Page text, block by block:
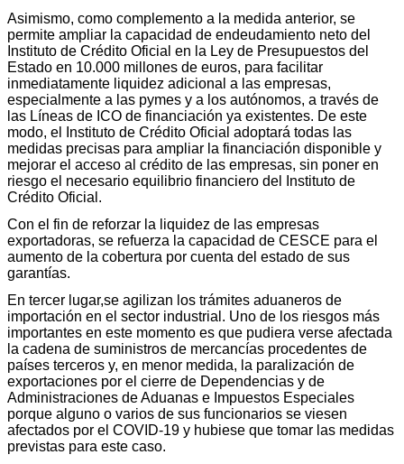
Asimismo, como complemento a la medida anterior, se
permite ampliar la capacidad de endeudamiento neto del
Instituto de Crédito Oficial en la Ley de Presupuestos del
Estado en 10.000 millones de euros, para facilitar
inmediatamente liquidez adicional a las empresas,
especialmente a las pymes y a los autónomos, a través de
las Líneas de ICO de financiación ya existentes. De este
modo, el Instituto de Crédito Oficial adoptará todas las
medidas precisas para ampliar la financiación disponible y
mejorar el acceso al crédito de las empresas, sin poner en
riesgo el necesario equilibrio financiero del Instituto de
Crédito Oficial.
Con el fin de reforzar la liquidez de las empresas
exportadoras, se refuerza la capacidad de CESCE para el
aumento de la cobertura por cuenta del estado de sus
garantías.
En tercer lugar,se agilizan los trámites aduaneros de
importación en el sector industrial. Uno de los riesgos más
importantes en este momento es que pudiera verse afectada
la cadena de suministros de mercancías procedentes de
países terceros y, en menor medida, la paralización de
exportaciones por el cierre de Dependencias y de
Administraciones de Aduanas e Impuestos Especiales
porque alguno o varios de sus funcionarios se viesen
afectados por el COVID-19 y hubiese que tomar las medidas
previstas para este caso.